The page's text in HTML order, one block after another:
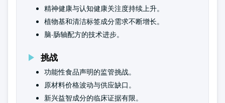
精神健康与认知健康关注度持续上升。
植物基和清洁标签成分需求不断增长。
脑-肠轴配方的技术进步。
挑战
功能性食品声明的监管挑战。
原材料价格波动与供应缺口。
新兴益智成分的临床证据有限。